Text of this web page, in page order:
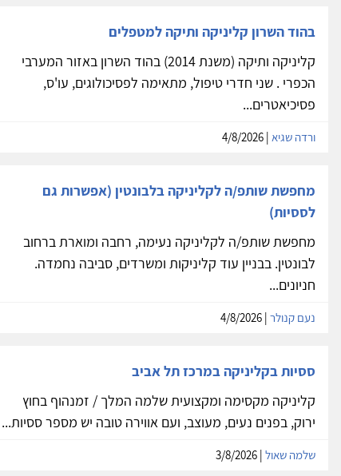
בהוד השרון קליניקה ותיקה למטפלים
קליניקה ותיקה (משנת 2014) בהוד השרון באזור המערבי
הכפרי . שני חדרי טיפול, מתאימה לפסיכולוגים, עו'ס,
פסיכיאטרים...
ורדה שגיא
מחפשת שותפ/ה לקליניקה בלבונטין (אפשרות גם
לססיות)
מחפשת שותפ/ה לקליניקה נעימה, רחבה ומוארת ברחוב
לבונטין. בבניין עוד קליניקות ומשרדים, סביבה נחמדה.
חניונים...
נעם קנולר
ססיות בקליניקה במרכז תל אביב
קליניקה מקסימה ומקצועית שלמה המלך / זמנהוף בחוץ
ירוק, בפנים נעים, מעוצב, ועם אווירה טובה יש מספר ססיות...
שלמה שאול